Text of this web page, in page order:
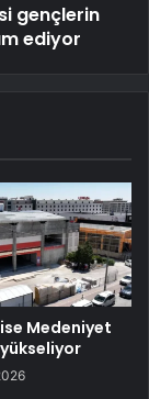
gençlerin
ediyor
Medeniyet